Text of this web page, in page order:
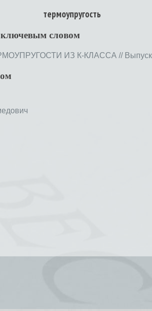
термоупругость
ключевым словом
ИЗ К-КЛАССА // Выпуск